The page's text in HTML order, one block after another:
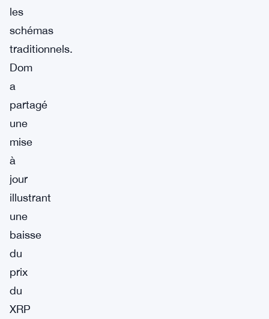
les
schémas
traditionnels.
Dom
a
partagé
une
mise
à
jour
illustrant
une
baisse
du
prix
du
XRP